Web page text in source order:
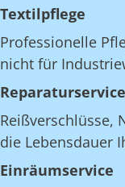
Textilpflege
Professionelle
nicht für
Reparaturservice
Reißverschlüsse,
die Lebensdauer
Einräumservice